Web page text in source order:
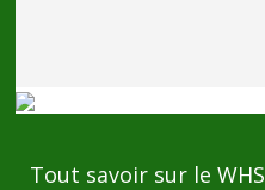
Tout savoir sur le WHS